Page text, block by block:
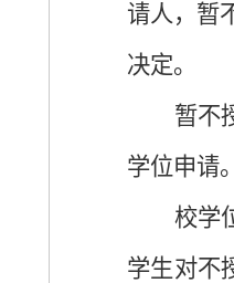
请人，暂
决定。
暂不
学位申请
校学
学生对不